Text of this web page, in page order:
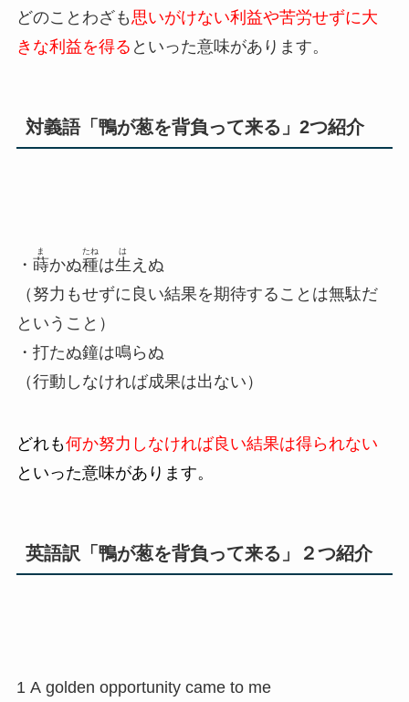
どのことわざも 思いがけない利益や苦労せずに大
きな利益を得る といった意味があります。
対義語「鴨が葱を背負って来る」2つ紹介
・ 蒔
ま
かぬ種
たね
は生
は
えぬ
（努力もせずに良い結果を期待することは無駄だ
ということ）
・打たぬ鐘は鳴らぬ
（行動しなければ成果は出ない）
どれも何か努力しなければ良い結果は得られない
といった意味があります。
英語訳「鴨が葱を背負って来る」２つ紹介
1 A golden opportunity came to me